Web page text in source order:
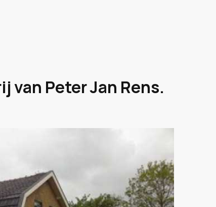
van Peter Jan Rens.